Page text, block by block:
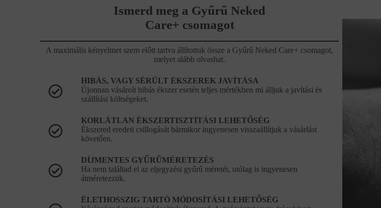
Ismerd meg a Gyűrű Neked
Care+ csomagot
A maximális kényelmet szem előtt tartva állítottuk össze a Gyűrű Neked Care+ csomagot,
melyet alább olvashat.
HIBÁS, VAGY SÉRÜLT ÉKSZEREK JAVÍTÁSA
Újonnan vásárolt hibás ékszer esetén teljes mértékben mi álljuk a javítási és
szállítási költségeket.
KORLÁTLAN ÉKSZERTISZTÍTÁSI LEHETŐSÉG
Ékszered eredeti csillogását bármikor ingyenesen visszaállítjuk a vásárlást
követően.
DÍJMENTES GYŰRŰMÉRETEZÉS
Ha nem találtad el az eljegyzési gyűrű méretét, utólag is ingyenesen
átméretezzük.
ÉLETHOSSZIG TARTÓ MÓDOSÍTÁSI LEHETŐSÉG